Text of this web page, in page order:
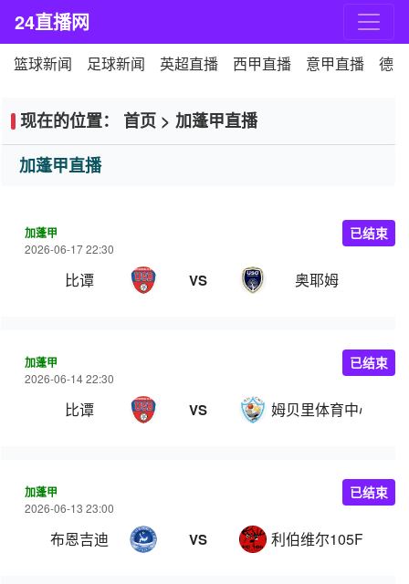
24直播网
篮球新闻 足球新闻 英超直播 西甲直播 意甲直播 德
现在的位置： 首页 > 加蓬甲直播
加蓬甲直播
加蓬甲
2026-06-17 22:30
比谭 VS 奥耶姆
已结束
加蓬甲
2026-06-14 22:30
比谭 VS 姆贝里体育中心
已结束
加蓬甲
2026-06-13 23:00
布恩吉迪 VS 利伯维尔105FC
已结束